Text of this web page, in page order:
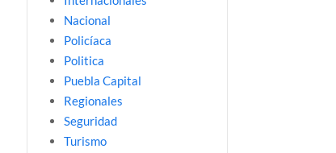
Nacional
Policíaca
Politica
Puebla Capital
Regionales
Seguridad
Turismo